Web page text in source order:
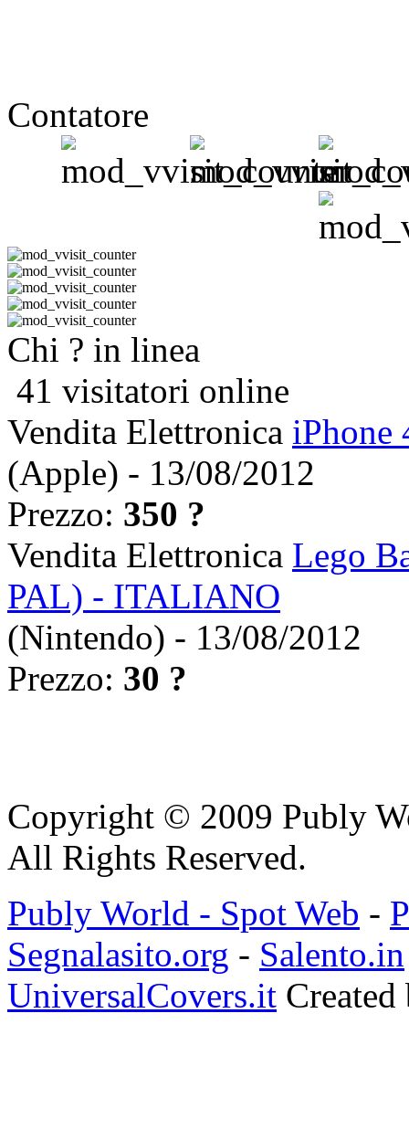
Contatore
Chi ? in linea
41 visitatori online
Vendita Elettronica iPhone
(Apple) - 13/08/2012
Prezzo: 350 ?
Vendita Elettronica Lego
PAL) - ITALIANO
(Nintendo) - 13/08/2012
Prezzo: 30 ?
Copyright © 2009 Publy
All Rights Reserved.
Publy World - Spot Web -
Segnalasito.org - Salento.in
UniversalCovers.it